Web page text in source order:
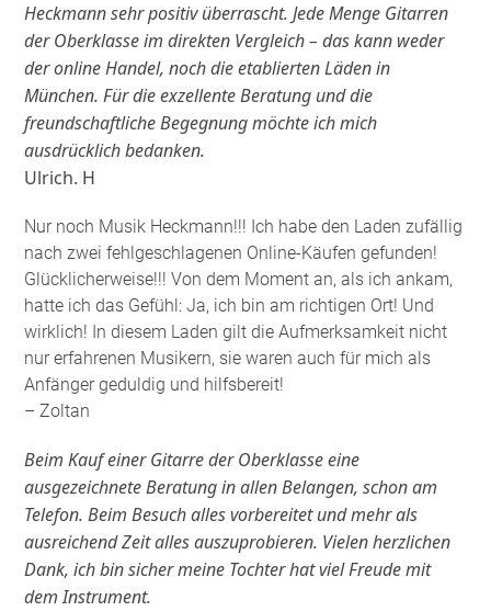
Heckmann sehr positiv überrascht. Jede Menge Gitarren
der Oberklasse im direkten Vergleich – das kann weder
der online Handel, noch die etablierten Läden in
München. Für die exzellente Beratung und die
freundschaftliche Begegnung möchte ich mich
ausdrücklich bedanken.
Ulrich. H
Nur noch Musik Heckmann!!! Ich habe den Laden zufällig
nach zwei fehlgeschlagenen Online-Käufen gefunden!
Glücklicherweise!!! Von dem Moment an, als ich ankam,
hatte ich das Gefühl: Ja, ich bin am richtigen Ort! Und
wirklich! In diesem Laden gilt die Aufmerksamkeit nicht
nur erfahrenen Musikern, sie waren auch für mich als
Anfänger geduldig und hilfsbereit!
– Zoltan
Beim Kauf einer Gitarre der Oberklasse eine
ausgezeichnete Beratung in allen Belangen, schon am
Telefon. Beim Besuch alles vorbereitet und mehr als
ausreichend Zeit alles auszuprobieren. Vielen herzlichen
Dank, ich bin sicher meine Tochter hat viel Freude mit
dem Instrument.